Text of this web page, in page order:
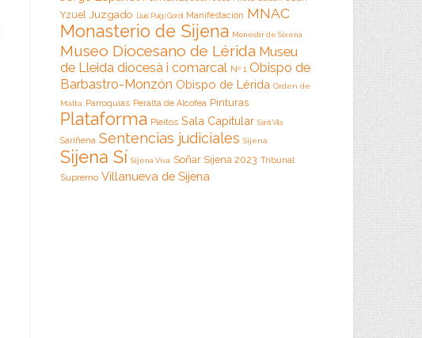
Yzuel Juzgado Lluis Puig i Gordi Manifestación MNAC
Monasterio de Sijena Monestir de Sixena
Museo Diocesano de Lérida Museu
de Lleida diocesà i comarcal Nº 1 Obispo de
Barbastro-Monzón Obispo de Lérida Orden de
Malta Parroquias Peralta de Alcofea Pinturas
Plataforma Pleitos Sala Capitular Santi Vila
Sariñena Sentencias judiciales Sijena
Sijena Sí Sijena Viva Soñar Sijena 2023 Tribunal
Supremo Villanueva de Sijena